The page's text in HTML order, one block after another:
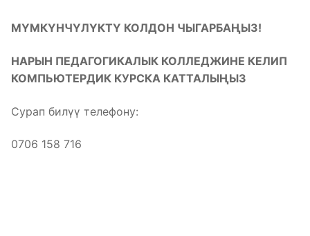
МҮМКҮНЧҮЛҮКТҮ КОЛДОН ЧЫГАРБАҢЫЗ!
НАРЫН ПЕДАГОГИКАЛЫК КОЛЛЕДЖИНЕ КЕЛИП
КОМПЬЮТЕРДИК КУРСКА КАТТАЛЫҢЫЗ
Сурап билүү телефону:
0706 158 716